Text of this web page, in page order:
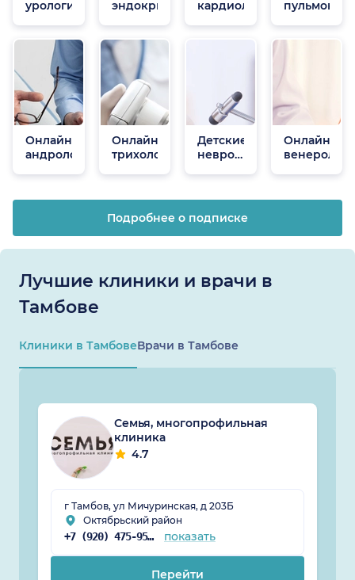
урологи
эндокринологикардиологи
Онлайн
андрологи
Онлайн
трихологи
Детские
неврологи
Онлайн
венерологи
Подробнее о подписке
Лучшие клиники и врачи в
Тамбове
Клиники в ТамбовеВрачи в Тамбове
Семья, многопрофильная
клиника
4.7
г Тамбов, ул Мичуринская, д 203Б
Октябрьский район
+7 (920) 475-95-99 показать
Перейти